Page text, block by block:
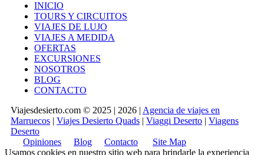
INICIO
TOURS Y CIRCUITOS
VIAJES DE LUJO
VIAJES A MEDIDA
OFERTAS
EXCURSIONES
NOSOTROS
BLOG
CONTACTO
Viajesdesierto.com © 2025 | 2026 | Agencia de viajes en
Marruecos | Viajes Desierto Quads | Viaggi Deserto | Viagens
Deserto
Opiniones
Blog Contacto
Site Map
Usamos cookies en nuestro sitio web para brindarle la experiencia